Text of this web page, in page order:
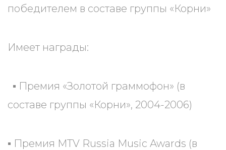
победителем в составе группы «Корни»
Имеет награды:
▪ Премия «Золотой граммофон» (в
составе группы «Корни», 2004-2006)
▪ Премия MTV Russia Music Awards (в